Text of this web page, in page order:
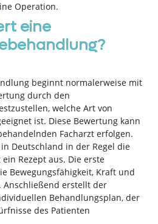
Operation.
eine
beginnt normalerweise mit
durch den
welche Art von
ist. Diese Bewertung kann
Facharzt erfolgen.
Deutschland in der Regel die
Rezept aus. Die erste
Bewegungsfähigkeit, Kraft und
Anschließend erstellt der
Behandlungsplan, der
des Patienten